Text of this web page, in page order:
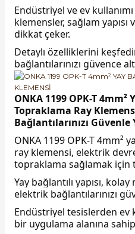
Yol Vericiler
Pako Şalterler
Endüstriyel ve ev
klemensler, sağlam yapısı
dikkat çeker.
Detaylı özelliklerini
bağlantılarınızı güvence
ONKA 1199 OPK-T 4mm²
Topraklama Ray
Bağlantılarınızı Güvenle
ONKA 1199 OPK-T 4mm²
ray klemensi, elektrik
topraklama sağlamak için
Yay bağlantılı yapısı,
elektrik bağlantılarınızı
Endüstriyel tesislerden ev
bir uygulama alanına